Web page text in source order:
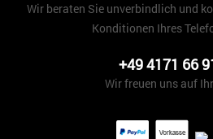
Wir beraten Sie unverbindlich und
Konditionen Ihres
+49 4171 66
Wir freuen uns auf